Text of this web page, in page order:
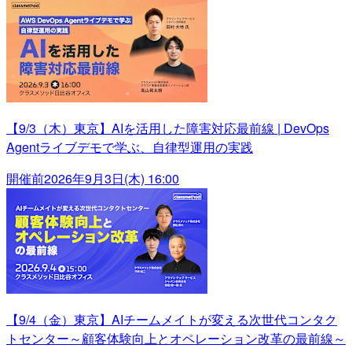
【9/3（木）東京】AIを活用した障害対応最前線 | DevOps
Agentライブデモで学ぶ、自律型運用の実践
開催前2026年9月3日(木) 16:00
【9/4（金）東京】AIチームメイトが変える次世代コンタク
トセンター～顧客体験向上とオペレーション改革の最前線～